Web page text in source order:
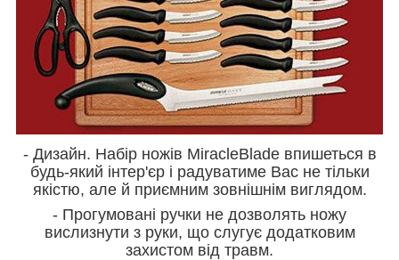
- Дизайн. Набір ножів MiracleBlade впишеться в
будь-який інтер'єр і радуватиме Вас не тільки
якістю, але й приємним зовнішнім виглядом.
- Прогумовані ручки не дозволять ножу
вислизнути з руки, що слугує додатковим
захистом від травм.